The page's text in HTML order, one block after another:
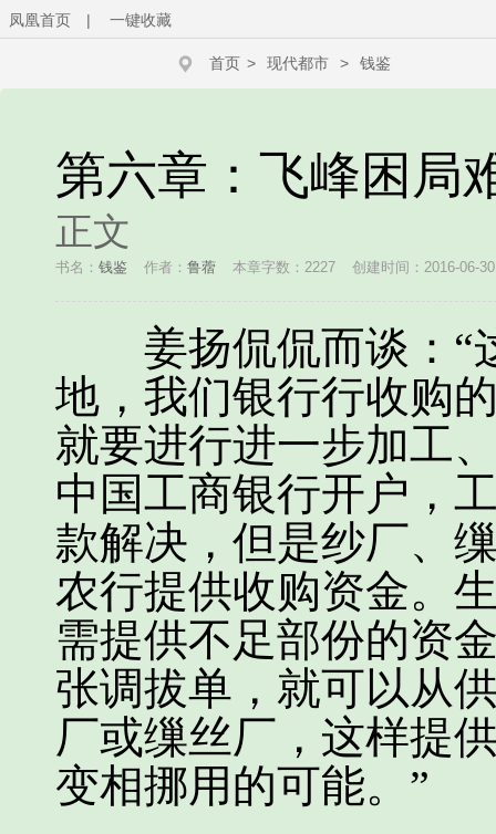
凤凰首页 | 一键收藏
首页 > 现代都市 > 钱鉴
第六章：飞峰困局
正文
书名： 钱鉴 作者： 鲁蓿 本章字数：2227 创建时间：2016-06-
姜扬侃侃而谈：“
地，我们银行行收购
就要进行进一步加工
中国工商银行开户，
款解决，但是纱厂、
农行提供收购资金。
需提供不足部份的资
张调拔单，就可以从
厂或缫丝厂，这样提
变相挪用的可能。”